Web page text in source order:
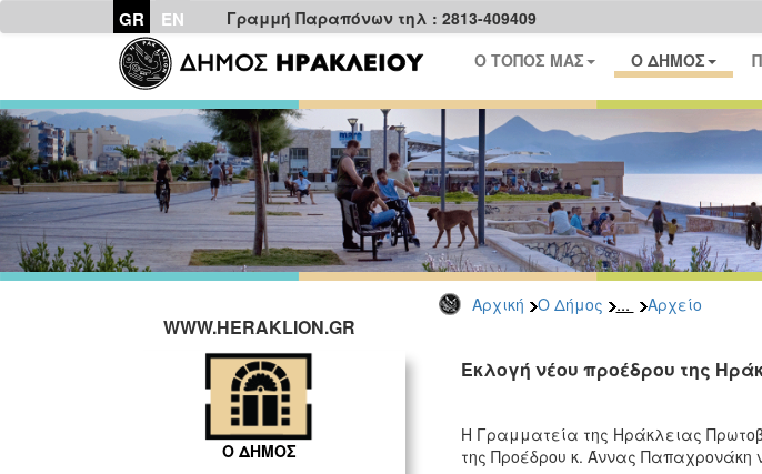
GR EN Γραμμή Παραπόνων τηλ : 2813-409409
Ο ΤΟΠΟΣ ΜΑΣ Ο ΔΗΜΟΣ
Αρχική Ο Δήμος ... Αρχείο
WWW.HERAKLION.GR
Ο ΔΗΜΟΣ
Εκλογή νέου προέδρου της
Η Γραμματεία της Ηράκλειας
της Προέδρου κ. Άννας